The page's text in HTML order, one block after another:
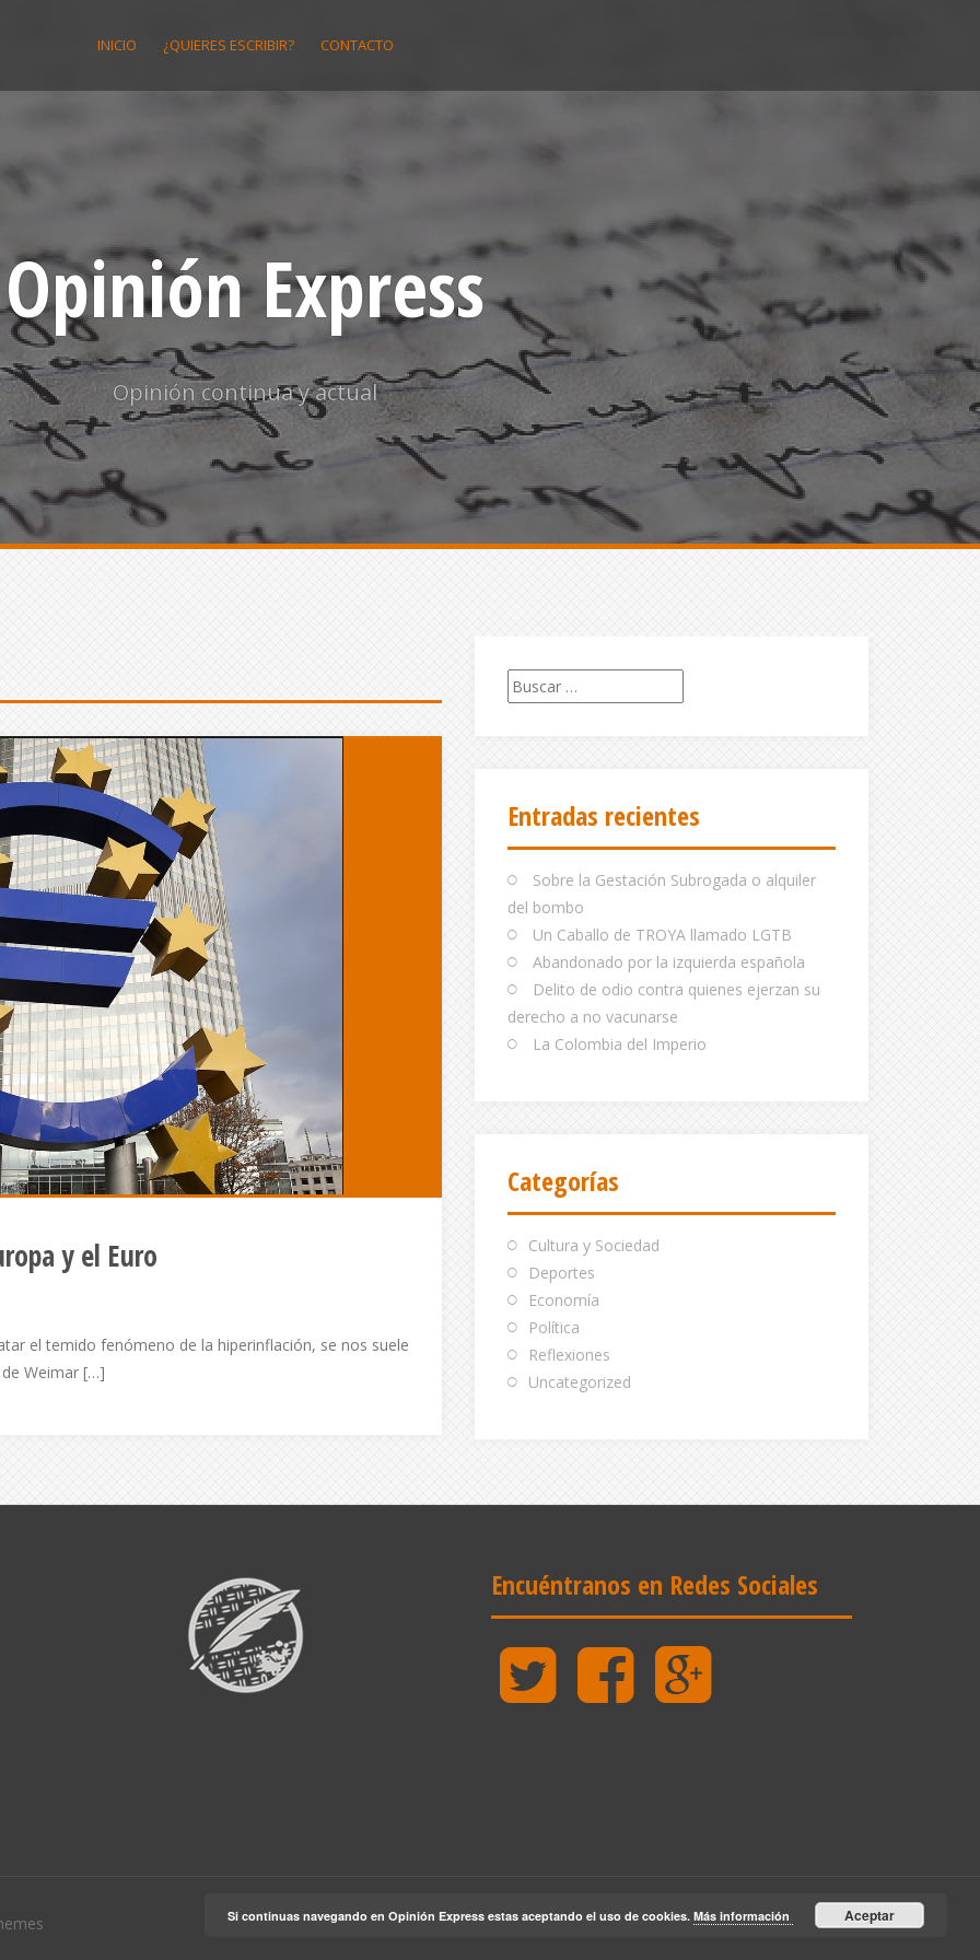
INICIO ¿QUIERES ESCRIBIR? CONTACTO
Opinión Express
Opinión continua y actual
y el Euro
el temido fenómeno de la hiperinflación, se nos suele
Weimar […]
Buscar:
Entradas recientes
Sobre la Gestación Subrogada o alquiler
del bombo
Un Caballo de TROYA llamado LGTB
Abandonado por la izquierda española
Delito de odio contra quienes ejerzan su
derecho a no vacunarse
La Colombia del Imperio
Categorías
Cultura y Sociedad
Deportes
Economía
Política
Reflexiones
Uncategorized
Encuéntranos en Redes Sociales
Twitter Facebook
Google
Si continuas navegando en Opinión Express estas aceptando el uso de cookies. Más información Aceptar